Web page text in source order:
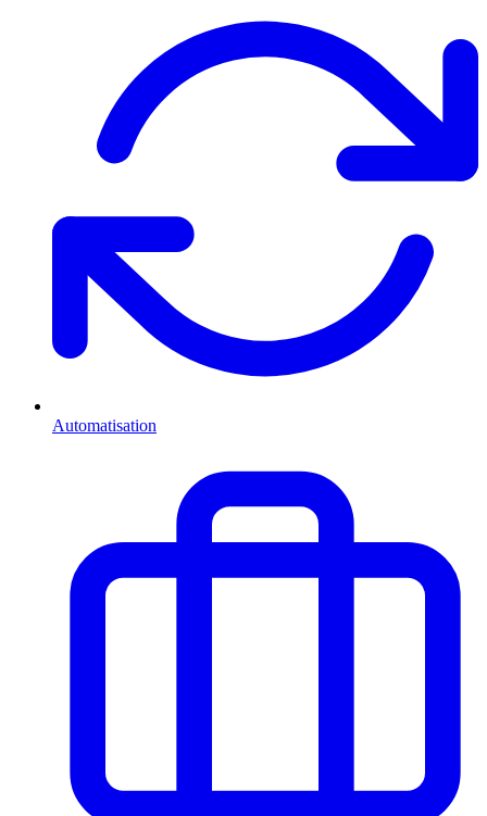
Automatisation